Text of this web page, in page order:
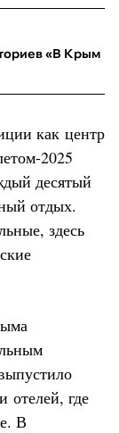
«В Крым
как центр
2025
десятый
отдых.
здесь
отелей, где
В